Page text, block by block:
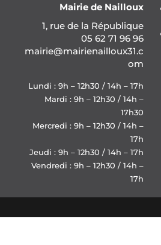
Mairie de Nailloux
1, rue de la République
05 62 71 96 96
mairie@mairienailloux31.c
om
Lundi : 9h – 12h30 / 14h – 17h
Mardi : 9h – 12h30 / 14h –
17h30
Mercredi : 9h – 12h30 / 14h –
17h
Jeudi : 9h – 12h30 / 14h – 17h
Vendredi : 9h – 12h30 / 14h –
17h